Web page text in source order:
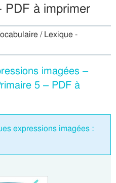
PDF à imprimer
/ Lexique -
imagées –
5 – PDF à
expressions imagées :